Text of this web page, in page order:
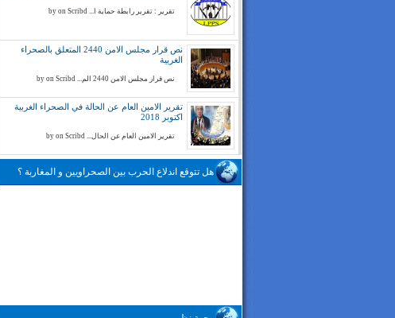
تقرير : تقرير رابطة حماية ا... by on Scribd
نص قرار مجلس الامن 2440 المتعلق بالصحراء
الغربية
نص قرار مجلس الامن 2440 الم... by on Scribd
تقرير الامين العام عن الحالة في الصحراء الغربية
اكتوبر 2018
تقرير الامين العام عن الحال... by on Scribd
هل تتوقع اندلاع الحرب بين الصحراويين و المغاربة ؟